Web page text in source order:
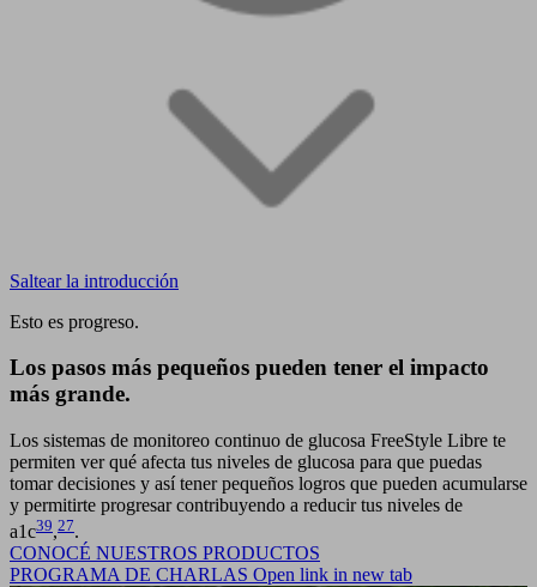
Saltear la introducción
Esto es progreso.
Los pasos más pequeños pueden tener el impacto
más grande.
Los sistemas de monitoreo continuo de glucosa FreeStyle Libre te
permiten ver qué afecta tus niveles de glucosa para que puedas
tomar decisiones y así tener pequeños logros que pueden acumularse
y permitirte progresar contribuyendo a reducir tus niveles de
a1c39,27.
CONOCÉ NUESTROS PRODUCTOS
PROGRAMA DE CHARLAS Open link in new tab